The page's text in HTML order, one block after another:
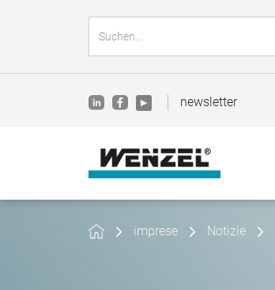
newsletter
imprese Notizie